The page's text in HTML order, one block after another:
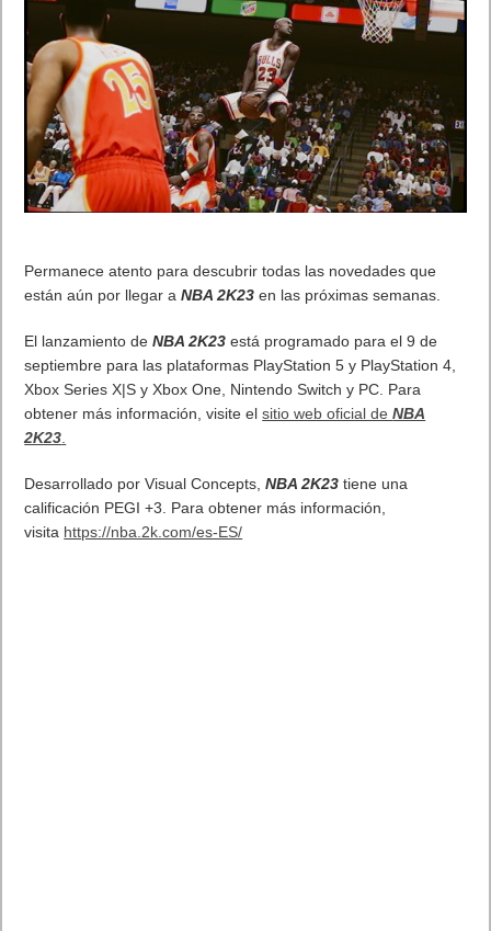
Permanece atento para descubrir todas las novedades que
están aún por llegar aNBA 2K23 en las próximas semanas.
El lanzamiento deNBA 2K23 está programado para el 9 de
septiembre para las plataformas PlayStation 5 y PlayStation 4,
Xbox Series X|S y Xbox One, Nintendo Switch y PC. Para
obtener más información, visite elsitio web oficial deNBA
2K23
Desarrollado por Visual Concepts,NBA 2K23 tiene una
calificación PEGI +3. Para obtener más información,
visita https://nba.2k.com/es-ES/